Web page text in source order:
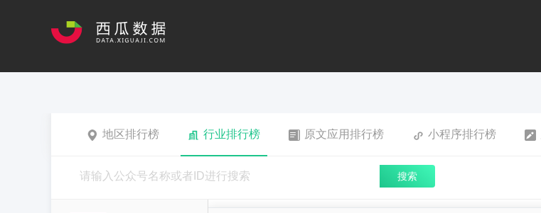
地区排行榜 行业排行榜 原文应用排行榜 小程序排行榜
搜索